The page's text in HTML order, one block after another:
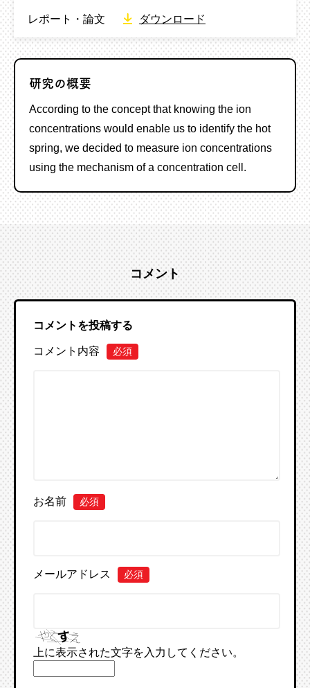
レポート・論文 ダウンロード
研究の概要
According to the concept that knowing the ion
concentrations would enable us to identify the hot
spring, we decided to measure ion concentrations
using the mechanism of a concentration cell.
コメント
コメントを投稿する
コメント内容 必須
お名前 必須
メールアドレス 必須
上に表示された文字を入力してください。